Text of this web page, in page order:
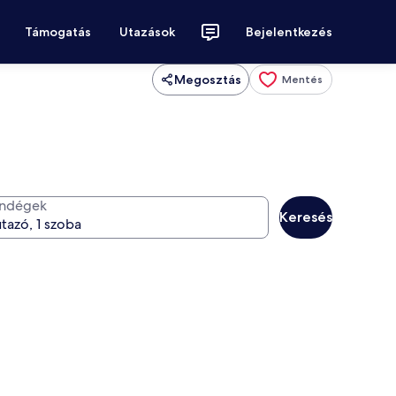
Támogatás Utazások Bejelentkezés
Megosztás Mentés
Keresés